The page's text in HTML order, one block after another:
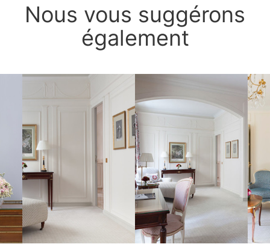
Nous vous suggérons
également